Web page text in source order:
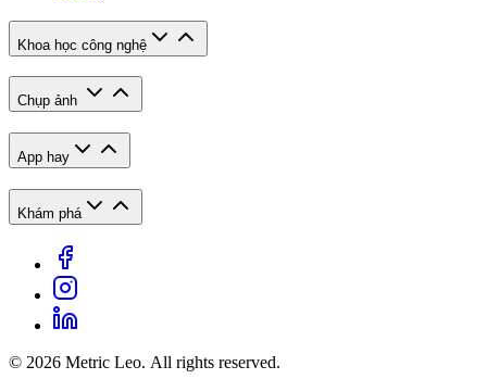
Khoa học công nghệ
Chụp ảnh
App hay
Khám phá
© 2026 Metric Leo. All rights reserved.